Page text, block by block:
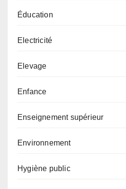
Éducation
Electricité
Elevage
Enfance
Enseignement supérieur
Environnement
Hygiène public